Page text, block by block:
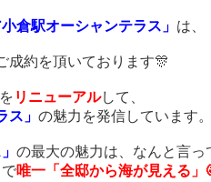
倉駅オーシャンテラス」 は、
成約を頂いております🎊
リニューアルして、
ス」 の魅力を発信しています。
の最大の魅力は、なんと言っ
唯一「全邸から海が見える」